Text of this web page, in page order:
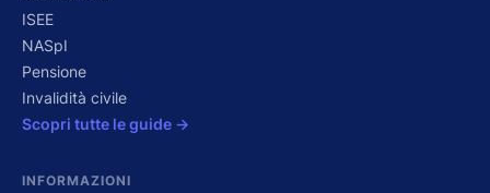
ISEE
NASpI
Pensione
Invalidità civile
Scopri tutte le guide →
INFORMAZIONI